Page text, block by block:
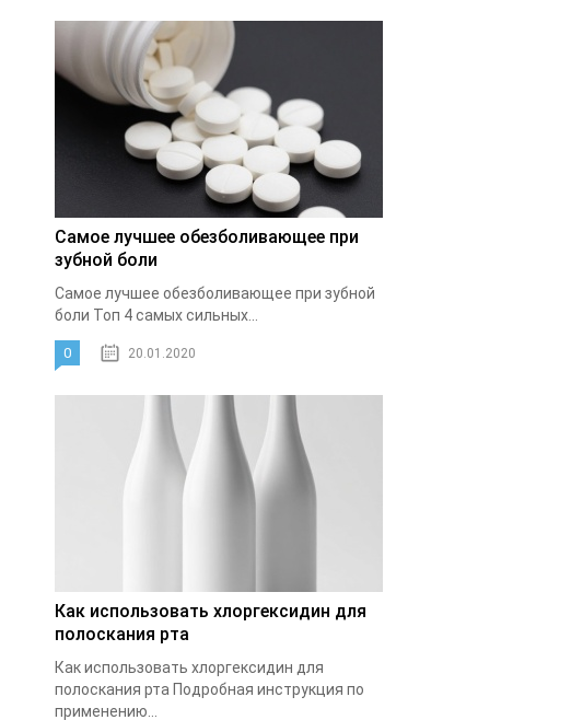
Самое лучшее обезболивающее при
зубной боли
Самое лучшее обезболивающее при зубной
боли Топ 4 самых сильных...
0 20.01.2020
Как использовать хлоргексидин для
полоскания рта
Как использовать хлоргексидин для
полоскания рта Подробная инструкция по
применению...